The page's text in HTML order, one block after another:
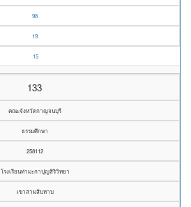
98
19
15
133
คณะจังหวัดกาญจนบุรี
ธรรมศึกษา
258112
โรงเรียนท่ามะกาปุญสิริวิทยา
เขาสามสิบหาบ